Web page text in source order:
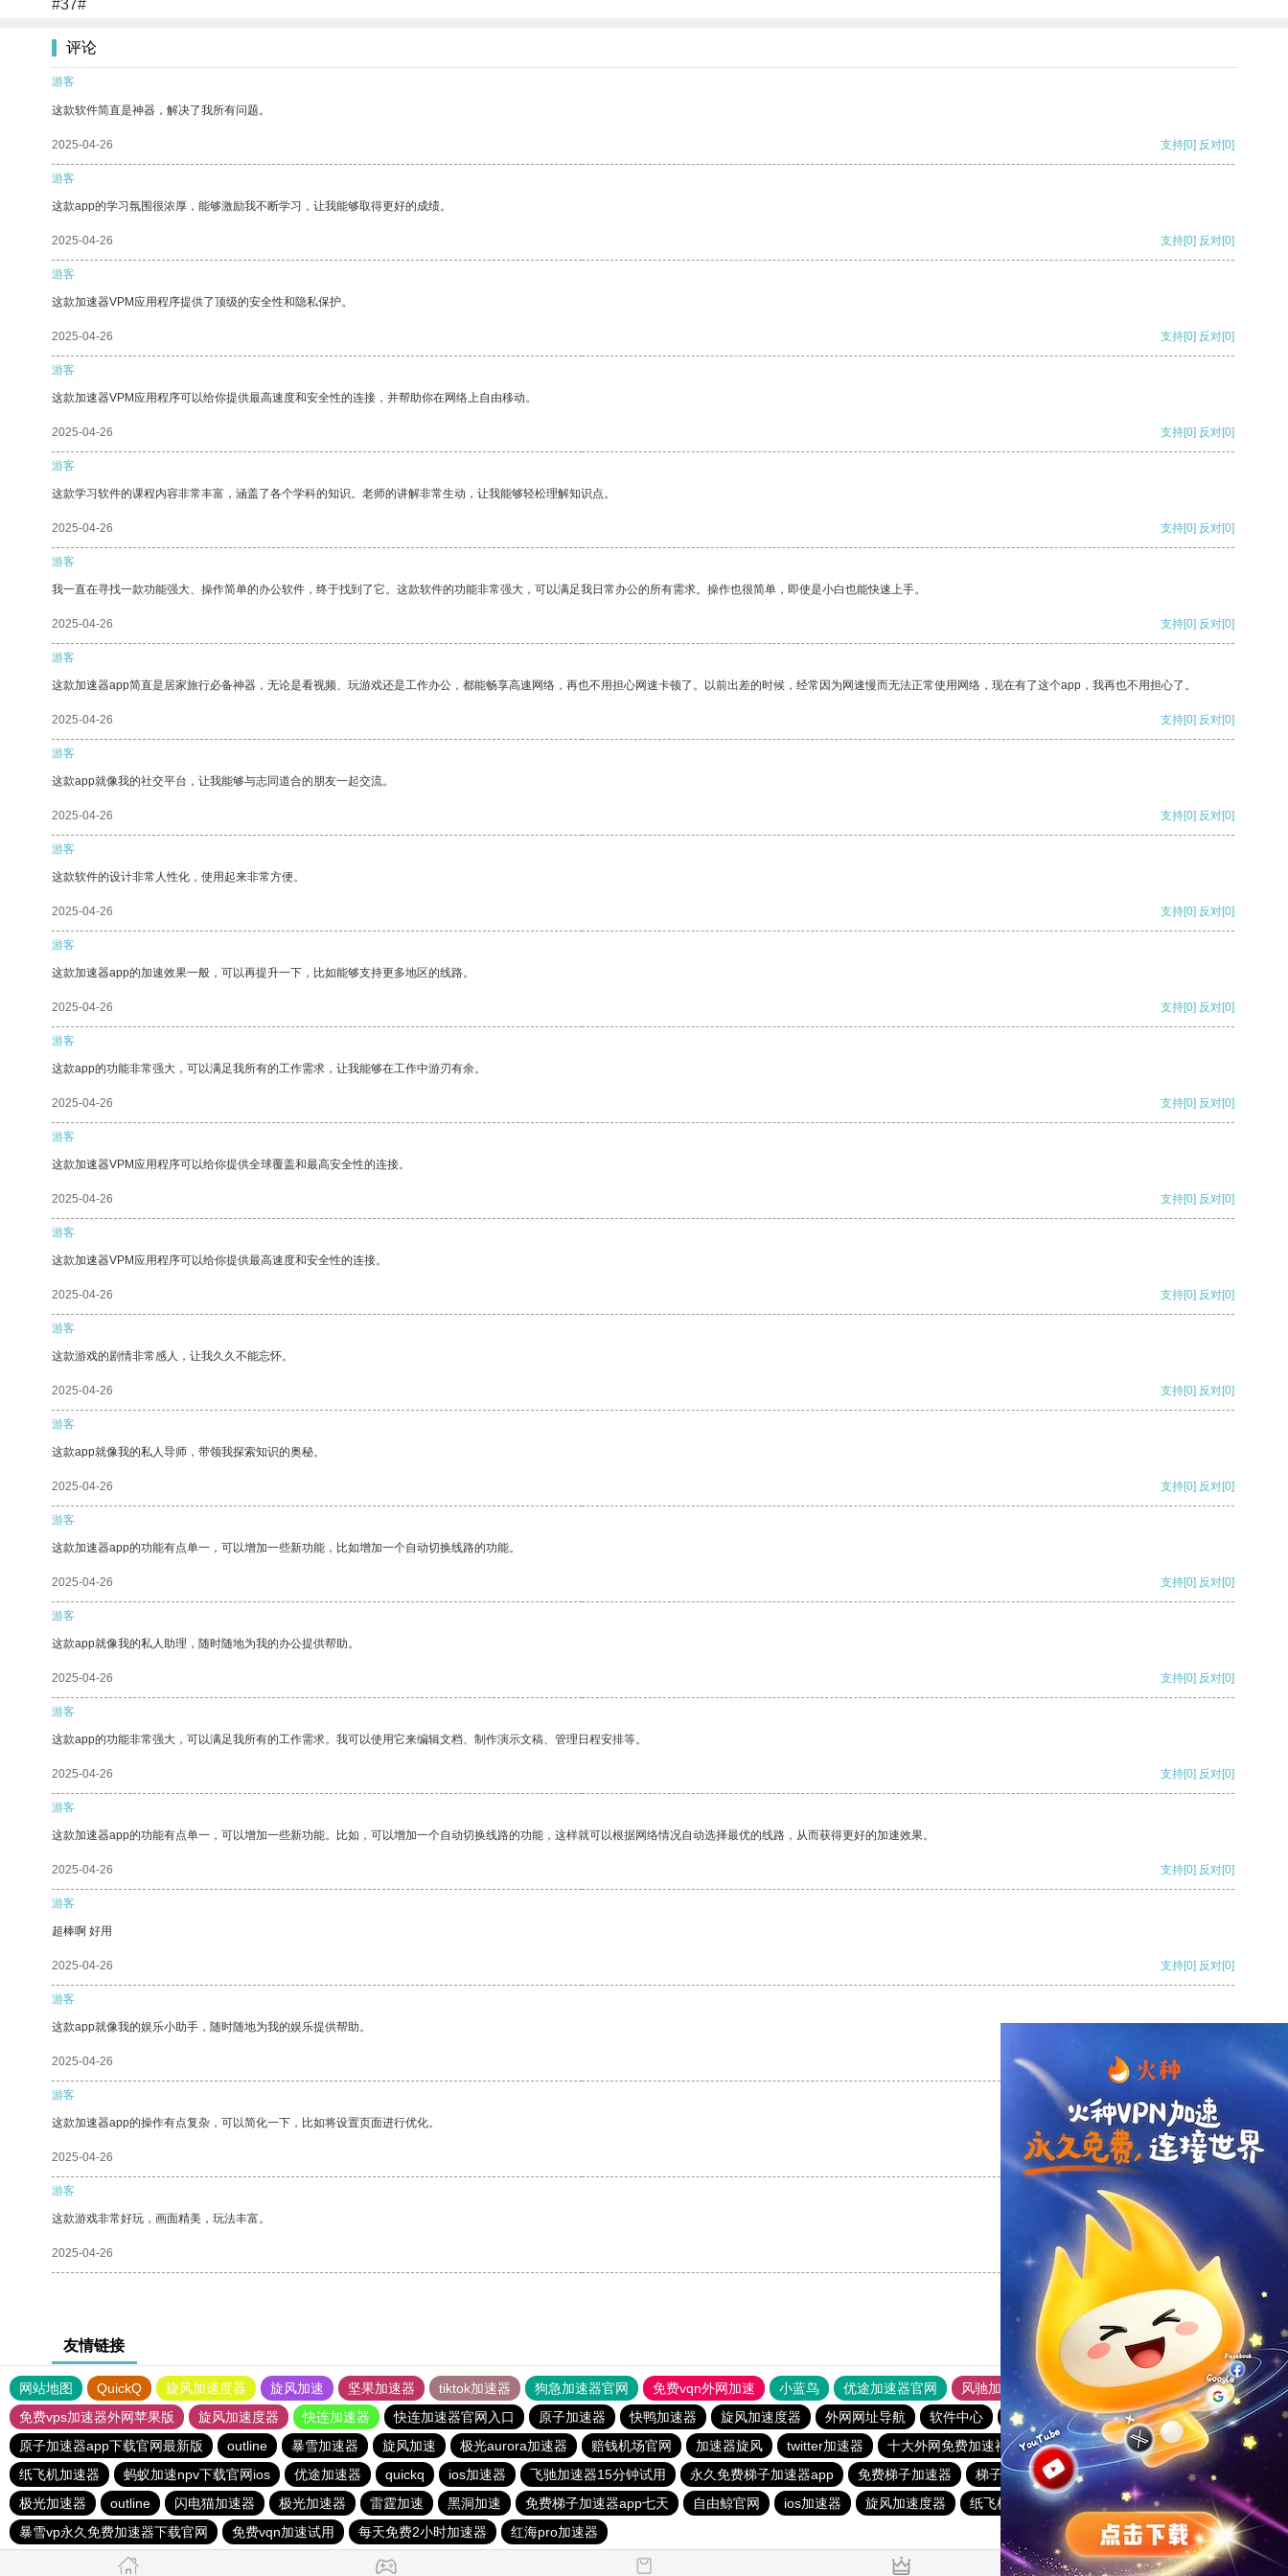
#37#
评论
游客
这款软件简直是神器，解决了我所有问题。
2025-04-26 支持[0] 反对[0]
游客
这款app的学习氛围很浓厚，能够激励我不断学习，让我能够取得更好的成绩。
2025-04-26 支持[0] 反对[0]
游客
这款加速器VPM应用程序提供了顶级的安全性和隐私保护。
2025-04-26 支持[0] 反对[0]
游客
这款加速器VPM应用程序可以给你提供最高速度和安全性的连接，并帮助你在网络上自由移动。
2025-04-26 支持[0] 反对[0]
游客
这款学习软件的课程内容非常丰富，涵盖了各个学科的知识。老师的讲解非常生动，让我能够轻松理解知识点。
2025-04-26 支持[0] 反对[0]
游客
我一直在寻找一款功能强大、操作简单的办公软件，终于找到了它。这款软件的功能非常强大，可以满足我日常办公的所有需求。操作也很简单，即使是小白也能快速上手。
2025-04-26 支持[0] 反对[0]
游客
这款加速器app简直是居家旅行必备神器，无论是看视频、玩游戏还是工作办公，都能畅享高速网络，再也不用担心网速卡顿了。以前出差的时候，经常因为网速慢而无法正常使用网络，现在有了这个app，我再也不用担心了。
2025-04-26 支持[0] 反对[0]
游客
这款app就像我的社交平台，让我能够与志同道合的朋友一起交流。
2025-04-26 支持[0] 反对[0]
游客
这款软件的设计非常人性化，使用起来非常方便。
2025-04-26 支持[0] 反对[0]
游客
这款加速器app的加速效果一般，可以再提升一下，比如能够支持更多地区的线路。
2025-04-26 支持[0] 反对[0]
游客
这款app的功能非常强大，可以满足我所有的工作需求，让我能够在工作中游刃有余。
2025-04-26 支持[0] 反对[0]
游客
这款加速器VPM应用程序可以给你提供全球覆盖和最高安全性的连接。
2025-04-26 支持[0] 反对[0]
游客
这款加速器VPM应用程序可以给你提供最高速度和安全性的连接。
2025-04-26 支持[0] 反对[0]
游客
这款游戏的剧情非常感人，让我久久不能忘怀。
2025-04-26 支持[0] 反对[0]
游客
这款app就像我的私人导师，带领我探索知识的奥秘。
2025-04-26 支持[0] 反对[0]
游客
这款加速器app的功能有点单一，可以增加一些新功能，比如增加一个自动切换线路的功能。
2025-04-26 支持[0] 反对[0]
游客
这款app就像我的私人助理，随时随地为我的办公提供帮助。
2025-04-26 支持[0] 反对[0]
游客
这款app的功能非常强大，可以满足我所有的工作需求。我可以使用它来编辑文档、制作演示文稿、管理日程安排等。
2025-04-26 支持[0] 反对[0]
游客
这款加速器app的功能有点单一，可以增加一些新功能。比如，可以增加一个自动切换线路的功能，这样就可以根据网络情况自动选择最优的线路，从而获得更好的加速效果。
2025-04-26 支持[0] 反对[0]
游客
超棒啊 好用
2025-04-26 支持[0] 反对[0]
游客
这款app就像我的娱乐小助手，随时随地为我的娱乐提供帮助。
2025-04-26 支持
游客
这款加速器app的操作有点复杂，可以简化一下，比如将设置页面进行优化。
2025-04-26 支持[0] 反对[0]
游客
这款游戏非常好玩，画面精美，玩法丰富。
2025-04-26 支持[0] 反对[0]
友情链接
网站地图 QuickQ 旋风加速度器 旋风加速 坚果加速器 tiktok加速器 狗急加速器官网 免费vqn外网加速 小蓝鸟 优途加速器官网 风驰加速器
旋风加速器
免费vps加速器外网苹果版
旋风加速度器 快连加速器 快连加速器官网入口 原子加速器 快鸭加速器 旋风加速度器 外网网址导航 软件中心 雷霆加速 狂飙加速器
哔咔漫画
原子加速器app下载官网最新版
outline 暴雪加速器 旋风加速 极光aurora加速器 赔钱机场官网 加速器旋风 twitter加速器 十大外网免费加速神器 快鸭加速器app
猴王加速器
纸飞机加速器
蚂蚁加速npv下载官网ios 优途加速器 quickq ios加速器 飞驰加速器15分钟试用 永久免费梯子加速器app 免费梯子加速器 梯子软件免费 夏时国际加速器
outline
极光加速器
outline 闪电猫加速器 极光加速器 雷霆加速 黑洞加速 免费梯子加速器app七天 自由鲸官网 ios加速器 旋风加速度器 纸飞机加速器 雷轰官网加速器
安易加速器
暴雪vp永久免费加速器下载官网
免费vqn加速试用 每天免费2小时加速器 红海pro加速器